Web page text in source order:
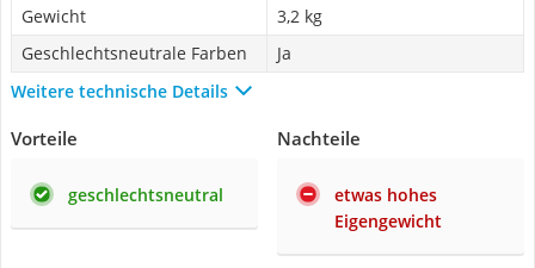
Gewicht
3,2 kg
Geschlechtsneutrale Farben
Ja
Weitere technische Details
Vorteile
geschlechtsneutral
Nachteile
etwas hohes
Eigengewicht